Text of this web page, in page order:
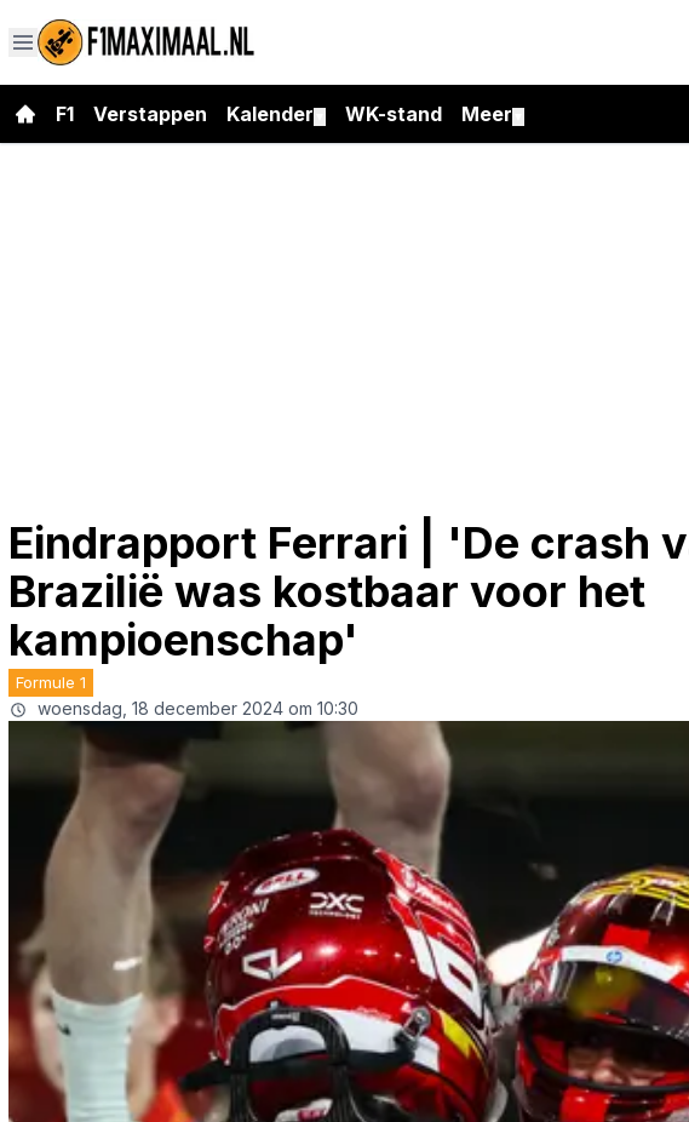
F1 Verstappen Kalender WK-stand Meer
Eindrapport Ferrari | 'De crash
Brazilië was kostbaar voor het
kampioenschap'
Formule 1
woensdag, 18 december 2024 om 10:30